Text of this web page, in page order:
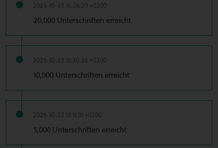
2025-10-22 16:06:20 +0200
20,000 Unterschriften erreicht
2025-10-22 15:30:26 +0200
10,000 Unterschriften erreicht
2025-10-22 13:11:31 +0200
5,000 Unterschriften erreicht